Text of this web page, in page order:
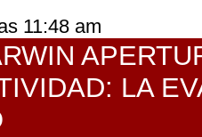
11:48 am
LA